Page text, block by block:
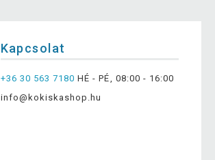
Kapcsolat
+36 30 563 7180 HÉ - PÉ, 08:00 - 16:00
info@kokiskashop.hu